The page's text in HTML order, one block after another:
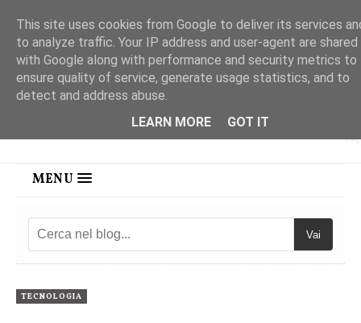
MENU
Vai
TECNOLOGIA
This site uses cookies from Google to deliver its services
to analyze traffic. Your IP address and user-agent are shared
with Google along with performance and security metrics to
ensure quality of service, generate usage statistics, and to
detect and address abuse.
LEARN MORE
GOT IT